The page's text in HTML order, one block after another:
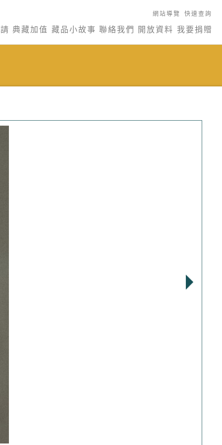
網站導覽 快速查詢
典藏加值 藏品小故事 聯絡我們 開放資料 我要捐贈